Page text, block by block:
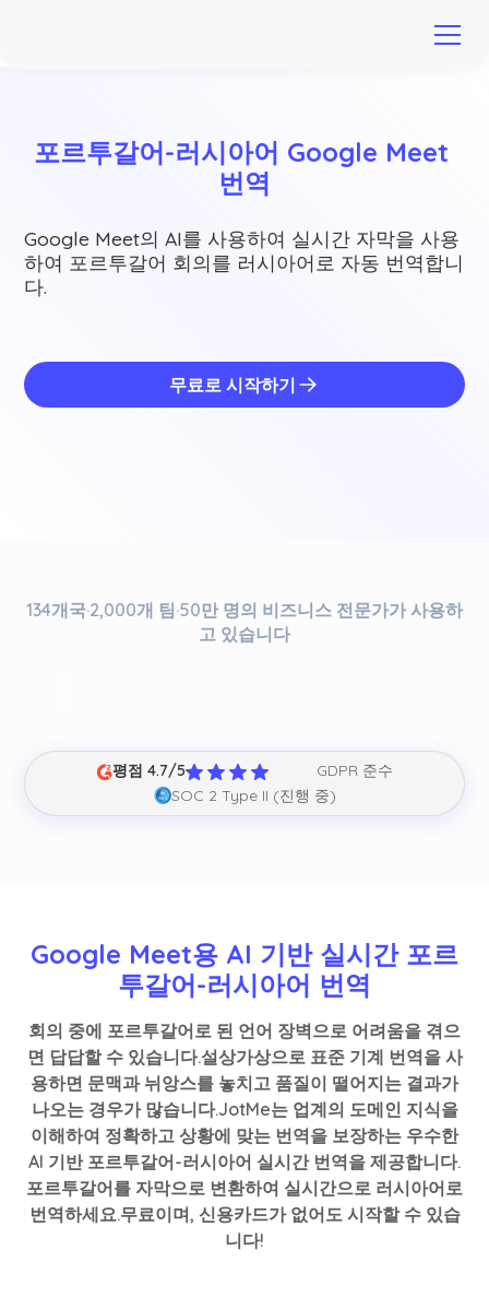
포르투갈어-러시아어 Google Meet
번역
Google Meet의 AI를 사용하여 실시간 자막을 사용
하여 포르투갈어 회의를 러시아어로 자동 번역합니
다.
무료로 시작하기
134개국·2,000개 팀·50만 명의 비즈니스 전문가가 사용하
고 있습니다
평점 4.7/5
GDPR 준수
SOC 2 Type II (진행 중)
Google Meet용 AI 기반 실시간 포르
투갈어-러시아어 번역
회의 중에 포르투갈어로 된 언어 장벽으로 어려움을 겪으
면 답답할 수 있습니다.설상가상으로 표준 기계 번역을 사
용하면 문맥과 뉘앙스를 놓치고 품질이 떨어지는 결과가
나오는 경우가 많습니다.JotMe는 업계의 도메인 지식을
이해하여 정확하고 상황에 맞는 번역을 보장하는 우수한
AI 기반 포르투갈어-러시아어 실시간 번역을 제공합니다.
포르투갈어를 자막으로 변환하여 실시간으로 러시아어로
번역하세요.무료이며, 신용카드가 없어도 시작할 수 있습
니다!